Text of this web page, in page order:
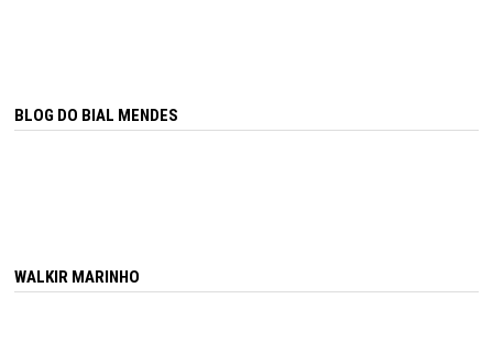
BLOG DO BIAL MENDES
WALKIR MARINHO